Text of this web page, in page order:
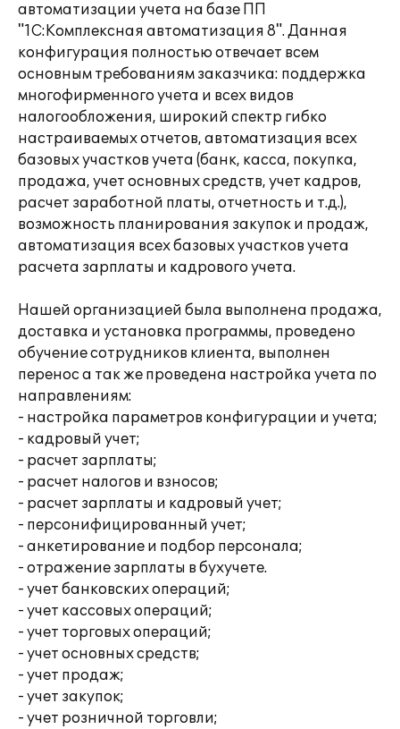
автоматизации учета на базе ПП
"1С:Комплексная автоматизация 8". Данная
конфигурация полностью отвечает всем
основным требованиям заказчика: поддержка
многофирменного учета и всех видов
налогообложения, широкий спектр гибко
настраиваемых отчетов, автоматизация всех
базовых участков учета (банк, касса, покупка,
продажа, учет основных средств, учет кадров,
расчет заработной платы, отчетность и т.д.),
возможность планирования закупок и продаж,
автоматизация всех базовых участков учета
расчета зарплаты и кадрового учета.
Нашей организацией была выполнена продажа,
доставка и установка программы, проведено
обучение сотрудников клиента, выполнен
перенос а так же проведена настройка учета по
направлениям:
- настройка параметров конфигурации и учета;
- кадровый учет;
- расчет зарплаты;
- расчет налогов и взносов;
- расчет зарплаты и кадровый учет;
- персонифицированный учет;
- анкетирование и подбор персонала;
- отражение зарплаты в бухучете.
- учет банковских операций;
- учет кассовых операций;
- учет торговых операций;
- учет основных средств;
- учет продаж;
- учет закупок;
- учет розничной торговли;